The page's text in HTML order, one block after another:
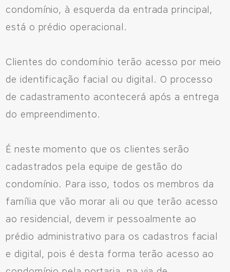
condomínio, à esquerda da entrada principal,
está o prédio operacional.
Clientes do condomínio terão acesso por meio
de identificação facial ou digital. O processo
de cadastramento acontecerá após a entrega
do empreendimento.
É neste momento que os clientes serão
cadastrados pela equipe de gestão do
condomínio. Para isso, todos os membros da
família que vão morar ali ou que terão acesso
ao residencial, devem ir pessoalmente ao
prédio administrativo para os cadastros facial
e digital, pois é desta forma terão acesso ao